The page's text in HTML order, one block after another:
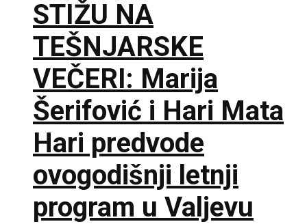
STIŽU NA
TEŠNJARSKE
VEČERI: Marija
Šerifović i Hari Mata
Hari predvode
ovogodišnji letnji
program u Valjevu